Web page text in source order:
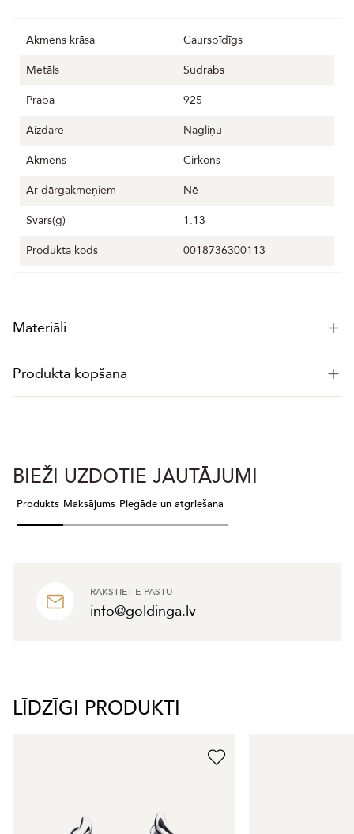
Akmens krāsa
Caurspīdīgs
Metāls
Sudrabs
Praba
925
Aizdare
Nagliņu
Akmens
Cirkons
Ar dārgakmeņiem
Nē
Svars(g)
1.13
Produkta kods
0018736300113
Materiāli
Produkta kopšana
RAKSTIET E-PASTU
info@goldinga.lv
BIEŽI UZDOTIE JAUTĀJUMI
Produkts Maksājums Piegāde un atgriešana
LĪDZĪGI PRODUKTI